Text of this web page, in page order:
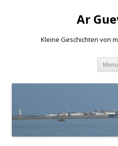
Ar
Kleine Geschichten von
Menü